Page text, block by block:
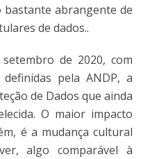
bastante abrangente de
de dados..
de 2020, com
pela ANDP, a
de Dados que ainda
O maior impacto
é a mudança cultural
algo comparável à